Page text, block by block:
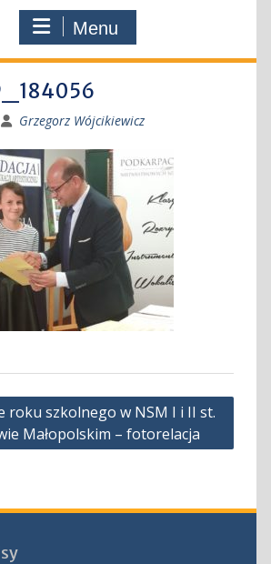
Menu
Grzegorz Wójcikiewicz
roku szkolnego w NSM I i II st.
Małopolskim – fotorelacja